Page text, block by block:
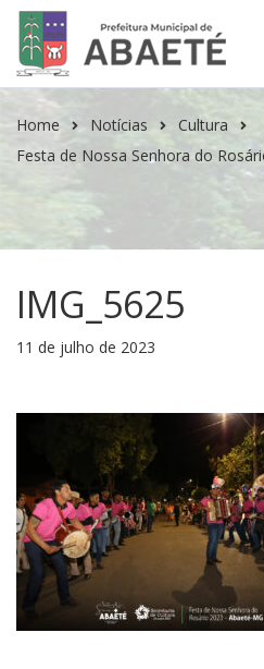
Home Notícias
Cultura
Festa de Nossa Senhora do
IMG_5625
11 de julho de 2023